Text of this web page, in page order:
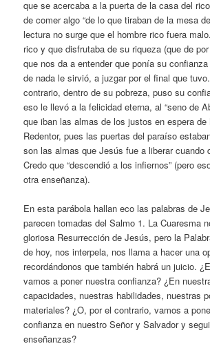
que se acercaba a la puerta de la casa del
de comer algo “de lo que tiraban de la mesa
lectura no surge que el hombre rico fuera
rico y que disfrutaba de su riqueza (que de
que nos da a entender que ponía su
de nada le sirvió, a juzgar por el final que
contrario, dentro de su pobreza, puso su
eso le llevó a la felicidad eterna, al “seno de
que iban las almas de los justos en espera de
Redentor, pues las puertas del paraíso
son las almas que Jesús fue a liberar cuando
Credo que “descendió a los infiernos” (pero
otra enseñanza).
En esta parábola hallan eco las palabras de
parecen tomadas del Salmo 1. La Cuaresma
gloriosa Resurrección de Jesús, pero la
de hoy, nos interpela, nos llama a hacer una
recordándonos que también habrá un juicio.
vamos a poner nuestra confianza? ¿En
capacidades, nuestras habilidades, nuestras
materiales? ¿O, por el contrario, vamos a
confianza en nuestro Señor y Salvador y
enseñanzas?